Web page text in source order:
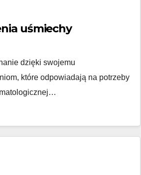
uśmiechy
dzięki swojemu
które odpowiadają na potrzeby